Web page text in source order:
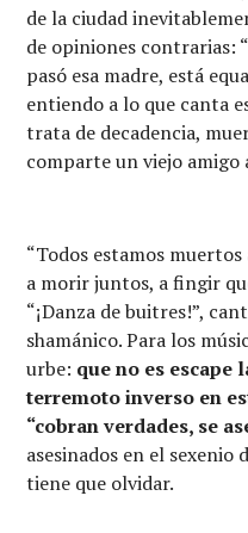
de la ciudad
de opiniones contrarias:
pasó esa madre, está
entiendo a lo que canta
trata de decadencia,
comparte un viejo amigo
“Todos estamos
a morir juntos, a fingir
“¡Danza de buitres!”,
shamánico. Para los
urbe: que no es escape
terremoto inverso en
“cobran verdades, se
asesinados en el sexenio
tiene que olvidar.